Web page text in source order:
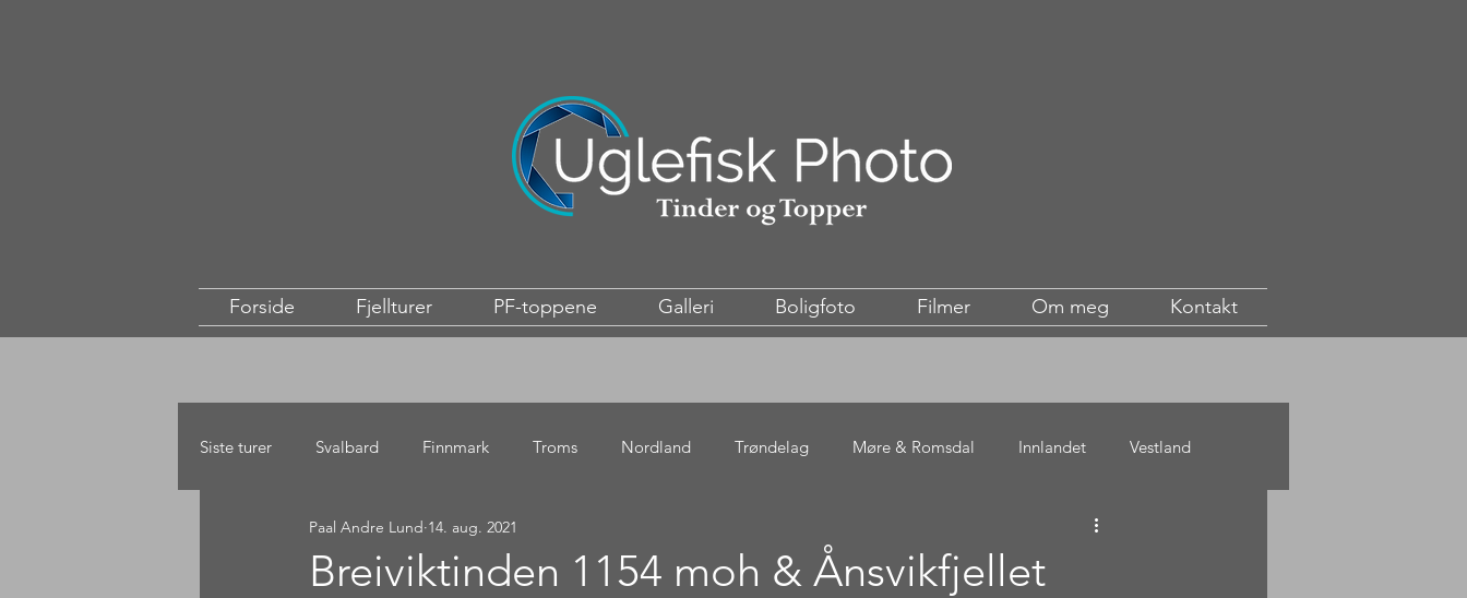
Forside Fjellturer PF-toppene Galleri Boligfoto Filmer Om meg Kontakt
Siste turer Svalbard Finnmark Troms Nordland Trøndelag Møre & Romsdal Innlandet Vestland
Sørlandet Østlandet
Breiviktinden 1154 moh & Ånsvikfjellet
Paal Andre Lund 14. aug. 2021